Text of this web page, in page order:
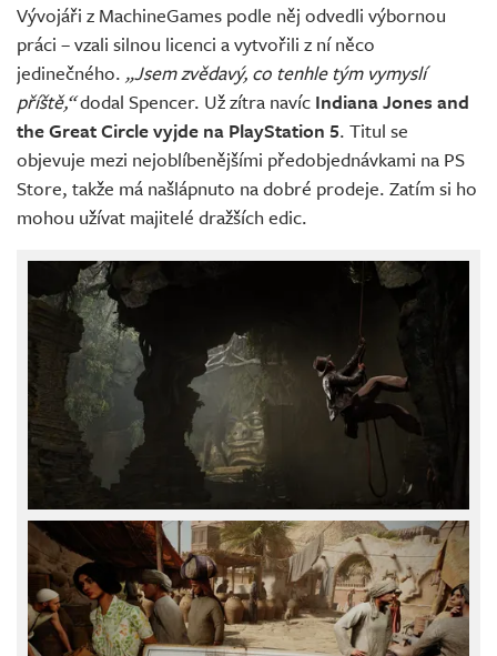
Vývojáři z MachineGames podle něj odvedli výbornou
práci – vzali silnou licenci a vytvořili z ní něco
jedinečného. „Jsem zvědavý, co tenhle tým vymyslí
příště,“dodal Spencer. Už zítra navíc Indiana Jones and
the Great Circle vyjde na PlayStation 5. Titul se
objevuje mezi nejoblíbenějšími předobjednávkami na PS
Store, takže má našlápnuto na dobré prodeje. Zatím si ho
mohou užívat majitelé dražších edic.